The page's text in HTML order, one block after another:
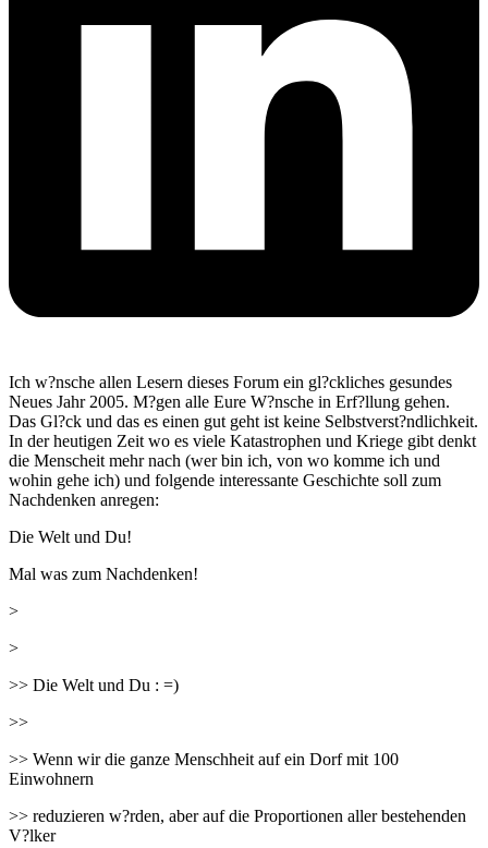
Ich w?nsche allen Lesern dieses Forum ein gl?ckliches gesundes
Neues Jahr 2005. M?gen alle Eure W?nsche in Erf?llung gehen.
Das Gl?ck und das es einen gut geht ist keine Selbstverst?ndlichkeit.
In der heutigen Zeit wo es viele Katastrophen und Kriege gibt denkt
die Menscheit mehr nach (wer bin ich, von wo komme ich und
wohin gehe ich) und folgende interessante Geschichte soll zum
Nachdenken anregen:
Die Welt und Du!
Mal was zum Nachdenken!
>
>
>> Die Welt und Du : =)
>>
>> Wenn wir die ganze Menschheit auf ein Dorf mit 100
Einwohnern
>> reduzieren w?rden, aber auf die Proportionen aller bestehenden
V?lker